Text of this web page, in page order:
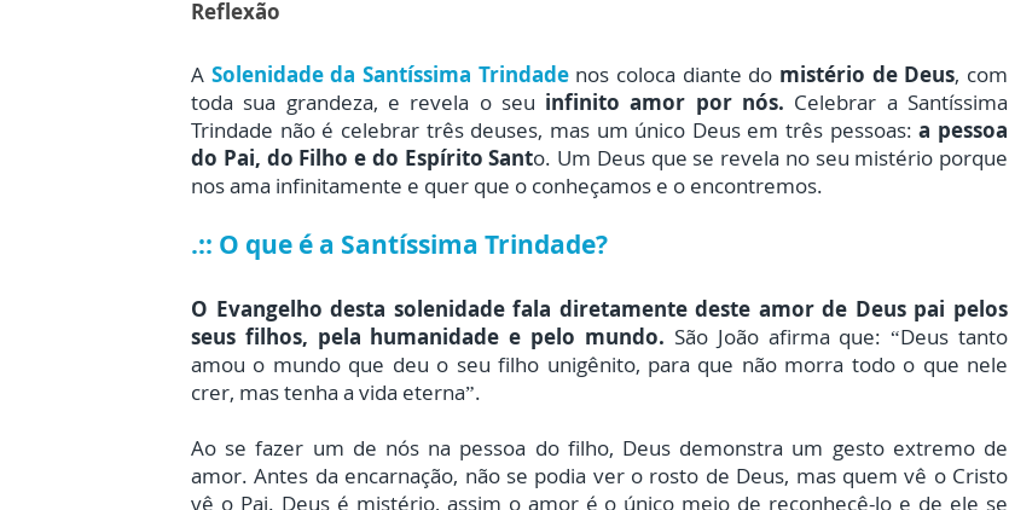
Reflexão
A Solenidade da Santíssima Trindadenos coloca diante do mistério de Deus, com
toda sua grandeza, e revela o seu infinito amor por nós. Celebrar a Santíssima
Trindade não é celebrar três deuses, mas um único Deus em três pessoas: a pessoa
do Pai, do Filho e do Espírito Santo. Um Deus que se revela no seu mistério porque
nos ama infinitamente e quer que o conheçamos e o encontremos.
.:: O que é a Santíssima Trindade?
O Evangelho desta solenidade fala diretamente deste amor de Deus pai pelos
seus filhos, pela humanidade e pelo mundo. São João afirma que: “Deus tanto
amou o mundo que deu o seu filho unigênito, para que não morra todo o que nele
crer, mas tenha a vida eterna”.
Ao se fazer um de nós na pessoa do filho, Deus demonstra um gesto extremo de
amor. Antes da encarnação, não se podia ver o rosto de Deus, mas quem vê o Cristo
vê o Pai. Deus é mistério, assim o amor é o único meio de reconhecê-lo e de ele se